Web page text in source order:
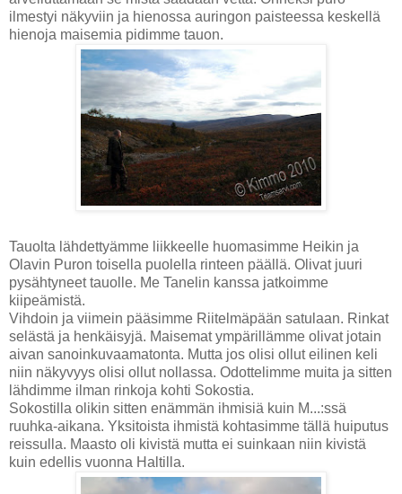
ilmestyi näkyviin ja hienossa auringon paisteessa keskellä
hienoja maisemia pidimme tauon.
Tauolta lähdettyämme liikkeelle huomasimme Heikin ja
Olavin Puron toisella puolella rinteen päällä. Olivat juuri
pysähtyneet tauolle. Me Tanelin kanssa jatkoimme
kiipeämistä.
Vihdoin ja viimein pääsimme Riitelmäpään satulaan. Rinkat
selästä ja henkäisyjä. Maisemat ympärillämme olivat jotain
aivan sanoinkuvaamatonta. Mutta jos olisi ollut eilinen keli
niin näkyvyys olisi ollut nollassa. Odottelimme muita ja sitten
lähdimme ilman rinkoja kohti Sokostia.
Sokostilla olikin sitten enämmän ihmisiä kuin M...:ssä
ruuhka-aikana. Yksitoista ihmistä kohtasimme tällä huiputus
reissulla. Maasto oli kivistä mutta ei suinkaan niin kivistä
kuin edellis vuonna Haltilla.